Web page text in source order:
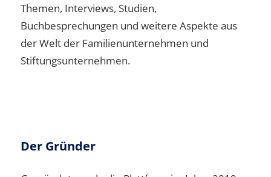
Themen, Interviews, Studien,
Buchbesprechungen und weitere Aspekte aus
der Welt der Familienunternehmen und
Stiftungsunternehmen.
Der Gründer